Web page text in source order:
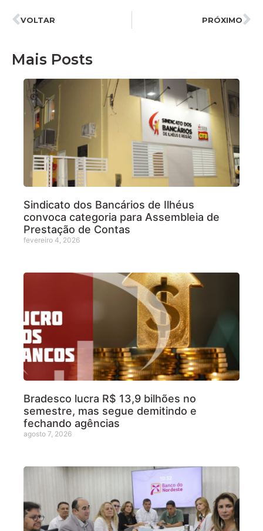
VOLTAR PRÓXIMO
Mais Posts
Sindicato dos Bancários de Ilhéus
convoca categoria para Assembleia de
Prestação de Contas
fevereiro 4, 2026
Bradesco lucra R$ 13,9 bilhões no
semestre, mas segue demitindo e
fechando agências
agosto 7, 2026